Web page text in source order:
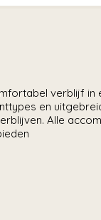
verblijf
en
Alle